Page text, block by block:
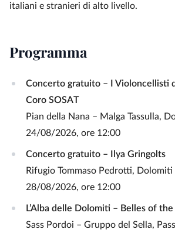
italiani e stranieri di alto livello.
Programma
Concerto gratuito – I Violoncellisti
Coro SOSAT
Pian della Nana – Malga Tassulla,
24/08/2026, ore 12:00
Concerto gratuito – Ilya Gringolts
Rifugio Tommaso Pedrotti, Dolomiti
28/08/2026, ore 12:00
L’Alba delle Dolomiti – Belles of the
Sass Pordoi – Gruppo del Sella,